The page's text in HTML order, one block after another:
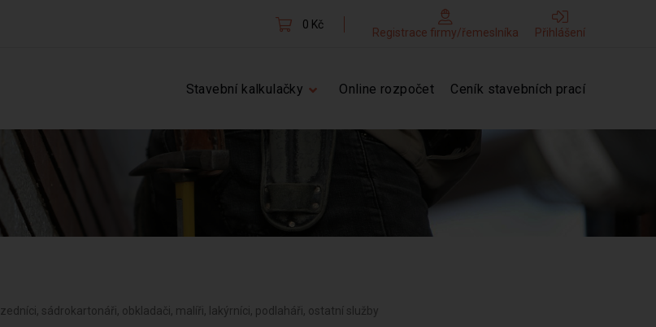
0 Kč
Registrace firmy/řemeslníka Přihlášení
Stavební kalkulačky Online rozpočet Ceník stavebních prací
zedníci, sádrokartonáři, obkladači, malíři, lakýrníci, podlaháři, ostatní služby